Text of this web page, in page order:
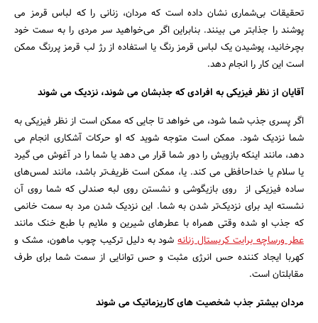
تحقیقات بی‌شماری نشان داده است که مردان، زنانی را که لباس قرمز می
پوشند را جذابتر می بینند. بنابراین اگر می‌خواهید سر مردی را به سمت خود
بچرخانید، پوشیدن یک لباس قرمز رنگ یا استفاده از رژ لب قرمز پررنگ ممکن
است این کار را انجام دهد.
آقایان از نظر فیزیکی به افرادی که جذبشان می شوند، نزدیک می شوند
اگر پسری جذب شما شود، می خواهد تا جایی که ممکن است از نظر فیزیکی به
شما نزدیک شود. ممکن است متوجه شوید که او حرکات آشکاری انجام می
دهد، مانند اینکه بازویش را دور شما قرار می دهد یا شما را در آغوش می گیرد
یا سلام یا خداحافظی می کند. یا، ممکن است ظریف‌تر باشد، مانند لمس‌های
ساده فیزیکی از روی بازیگوشی و نشستن روی لبه صندلی که شما روی آن
نشسته اید برای نزدیک‌تر شدن به شما. این نزدیک شدن مرد به سمت خانمی
که جذب او شده وقتی همراه با عطرهای شیرین و ملایم با طبع خنک مانند
عطر ورساچه برایت کریستال زنانهشود به دلیل ترکیب چوب ماهون، مشک و
کهربا ایجاد کننده حس انرژی مثبت و حس توانایی از سمت شما برای طرف
مقابلتان است.
مردان بیشتر جذب شخصیت های کاریزماتیک می شوند